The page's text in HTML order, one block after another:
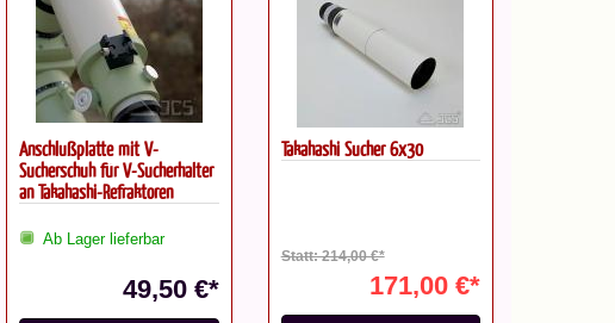
Anschlußplatte mit V-
Sucherschuh für V-Sucherhalter
an Takahashi-Refraktoren
Ab Lager lieferbar
49,50 €*
Takahashi Sucher 6x30
Statt: 214,00 €*
171,00 €*